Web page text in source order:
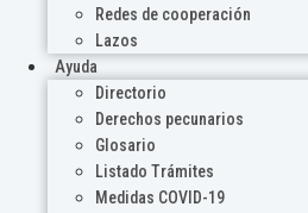
Redes de cooperación
Lazos
Ayuda
Directorio
Derechos pecunarios
Glosario
Listado Trámites
Medidas COVID-19